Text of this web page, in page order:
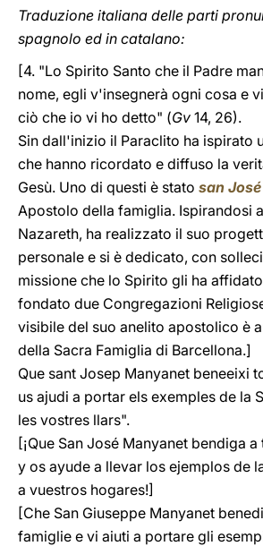
Traduzione italiana delle parti
spagnolo ed in catalano:
[4. "Lo Spirito Santo che il Padre
nome, egli v'insegnerà ogni cosa e
ciò che io vi ho detto" (Gv 14, 26).
Sin dall'inizio il Paraclito ha ispirato
che hanno ricordato e diffuso la
Gesù. Uno di questi è stato san
Apostolo della famiglia. Ispirandosi
Nazareth, ha realizzato il suo
personale e si è dedicato, con
missione che lo Spirito gli ha
fondato due Congregazioni
visibile del suo anelito apostolico è
della Sacra Famiglia di Barcellona.]
Que sant Josep Manyanet beneeixi
us ajudi a portar els exemples de la
les vostres llars".
[¡Que San José Manyanet bendiga
y os ayude a llevar los ejemplos de
a vuestros hogares!]
[Che San Giuseppe Manyanet
famiglie e vi aiuti a portare gli